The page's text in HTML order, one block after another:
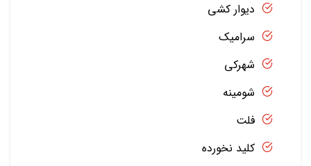
دیوار کشی
سرامیک
شهرکی
شومینه
فلت
کلید نخورده